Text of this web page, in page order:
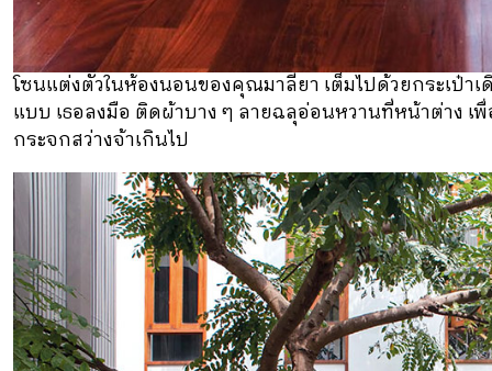
โซนแต่งตัวในห้องนอนของคุณมาลียา เต็มไปด้วยกระเป๋า
แบบ เธอลงมือ ติดผ้าบาง ๆ ลายฉลุอ่อนหวานที่หน้าต่าง เ
กระจกสว่างจ้าเกินไป